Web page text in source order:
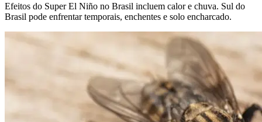
Efeitos do Super El Niño no Brasil incluem calor e chuva. Sul do
Brasil pode enfrentar temporais, enchentes e solo encharcado.